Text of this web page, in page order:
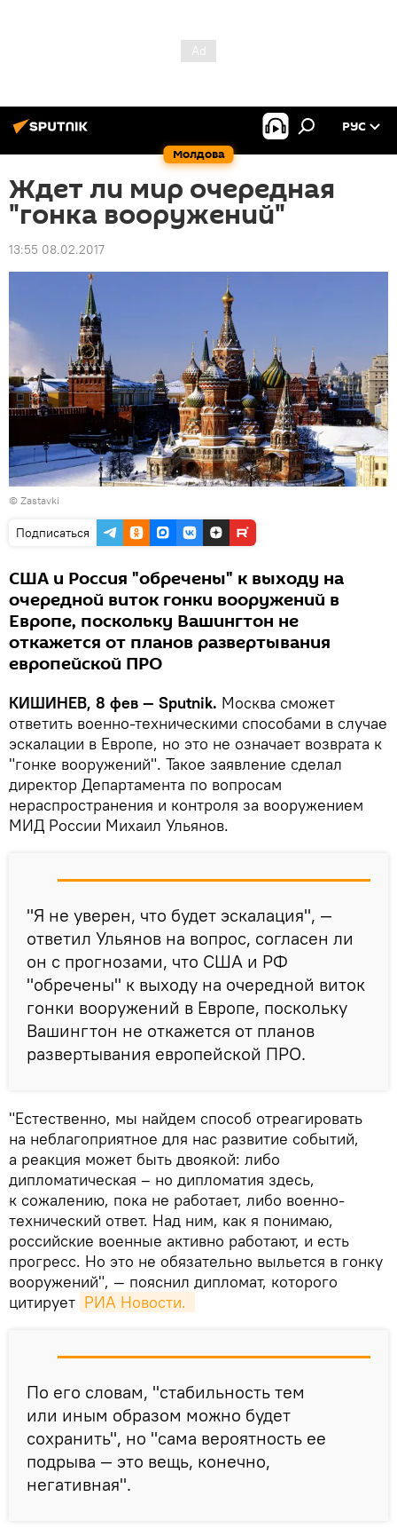
Молдова
РУС
Ждет ли мир очередная
"гонка вооружений"
13:55 08.02.2017
© Zastavki
Подписаться
США и Россия "обречены" к выходу на
очередной виток гонки вооружений в
Европе, поскольку Вашингтон не
откажется от планов развертывания
европейской ПРО
КИШИНЕВ, 8 фев — Sputnik. Москва сможет
ответить военно-техническими способами в случае
эскалации в Европе, но это не означает возврата к
"гонке вооружений". Такое заявление сделал
директор Департамента по вопросам
нераспространения и контроля за вооружением
МИД России Михаил Ульянов.
"Я не уверен, что будет эскалация", —
ответил Ульянов на вопрос, согласен ли
он с прогнозами, что США и РФ
"обречены" к выходу на очередной виток
гонки вооружений в Европе, поскольку
Вашингтон не откажется от планов
развертывания европейской ПРО.
"Естественно, мы найдем способ отреагировать
на неблагоприятное для нас развитие событий,
а реакция может быть двоякой: либо
дипломатическая – но дипломатия здесь,
к сожалению, пока не работает, либо военно-
технический ответ. Над ним, как я понимаю,
российские военные активно работают, и есть
прогресс. Но это не обязательно выльется в гонку
вооружений", — пояснил дипломат, которого
цитирует РИА Новости.
По его словам, "стабильность тем
или иным образом можно будет
сохранить", но "сама вероятность ее
подрыва — это вещь, конечно,
негативная".